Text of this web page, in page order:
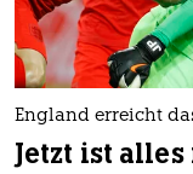
England erreicht
Jetzt ist